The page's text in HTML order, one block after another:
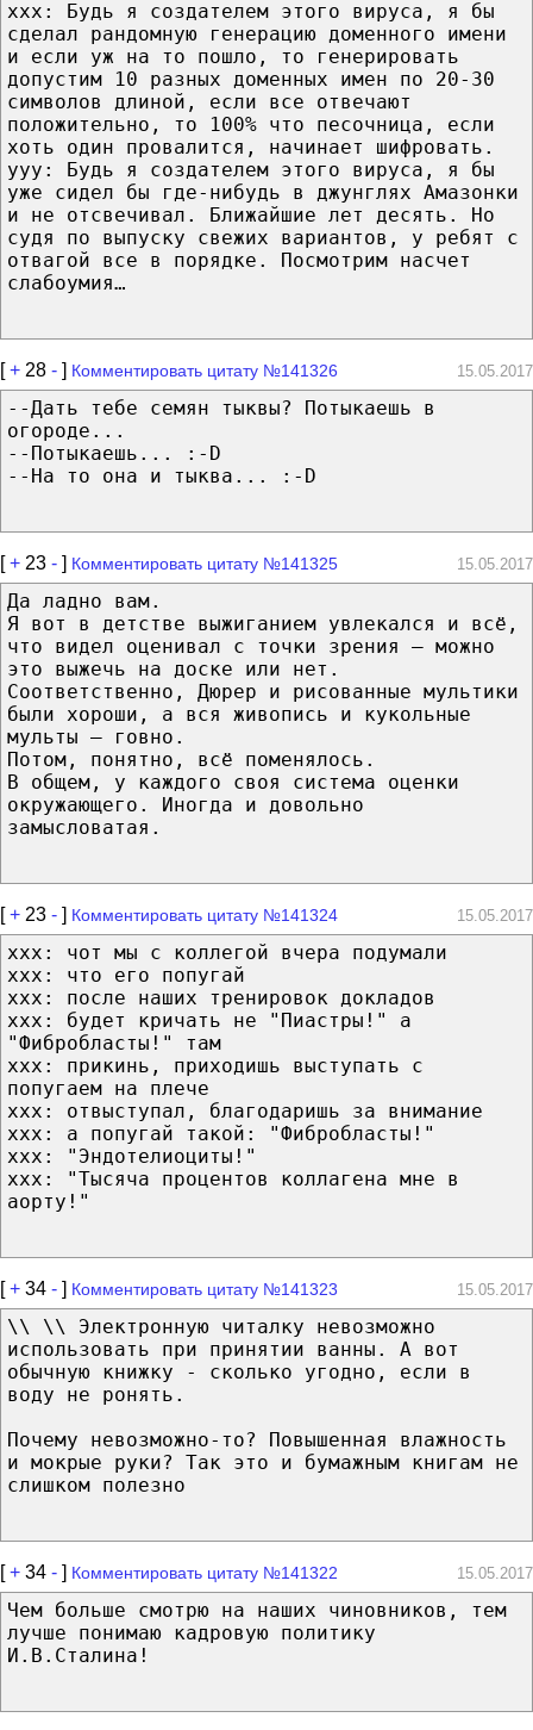
xxx: Будь я создателем этого вируса, я бы
сделал рандомную генерацию доменного имени
и если уж на то пошло, то генерировать
допустим 10 разных доменных имен по 20-30
символов длиной, если все отвечают
положительно, то 100% что песочница, если
хоть один провалится, начинает шифровать.
yyy: Будь я создателем этого вируса, я бы
уже сидел бы где-нибудь в джунглях Амазонки
и не отсвечивал. Ближайшие лет десять. Но
судя по выпуску свежих вариантов, у ребят с
отвагой все в порядке. Посмотрим насчет
слабоумия…
[+ 28 - ] Комментировать цитату №141326 15.05.2017
--Дать тебе семян тыквы? Потыкаешь в
огороде...
--Потыкаешь... :-D
--На то она и тыква... :-D
[+ 23 - ] Комментировать цитату №141325 15.05.2017
Да ладно вам.
Я вот в детстве выжиганием увлекался и всё,
что видел оценивал с точки зрения — можно
это выжечь на доске или нет.
Соответственно, Дюрер и рисованные мультики
были хороши, а вся живопись и кукольные
мульты — говно.
Потом, понятно, всё поменялось.
В общем, у каждого своя система оценки
окружающего. Иногда и довольно
замысловатая.
[+ 23 - ] Комментировать цитату №141324 15.05.2017
xxx: чот мы с коллегой вчера подумали
xxx: что его попугай
xxx: после наших тренировок докладов
xxx: будет кричать не "Пиастры!" а
"Фибробласты!" там
xxx: прикинь, приходишь выступать с
попугаем на плече
xxx: отвыступал, благодаришь за внимание
xxx: а попугай такой: "Фибробласты!"
xxx: "Эндотелиоциты!"
xxx: "Тысяча процентов коллагена мне в
аорту!"
[+ 34 - ] Комментировать цитату №141323 15.05.2017
\\ \\ Электронную читалку невозможно
использовать при принятии ванны. А вот
обычную книжку - сколько угодно, если в
воду не ронять.
Почему невозможно-то? Повышенная влажность
и мокрые руки? Так это и бумажным книгам не
слишком полезно
[+ 34 - ] Комментировать цитату №141322 15.05.2017
Чем больше смотрю на наших чиновников, тем
лучше понимаю кадровую политику
И.В.Сталина!